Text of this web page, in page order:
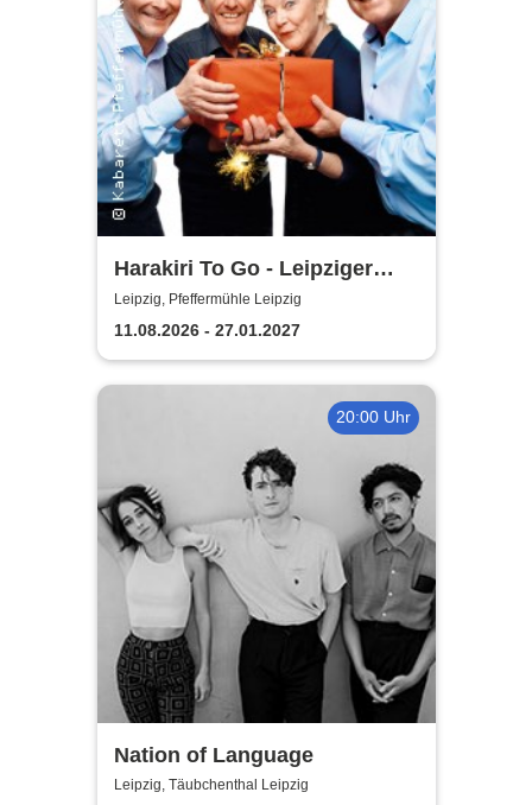
Harakiri To Go - Leipziger
Pfeffermühle
Leipzig, Pfeffermühle Leipzig
11.08.2026 - 27.01.2027
20:00 Uhr
Nation of Language
Leipzig, Täubchenthal Leipzig